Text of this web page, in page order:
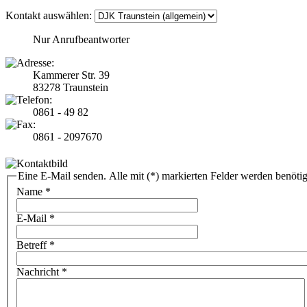
Kontakt auswählen:
Nur Anrufbeantworter
Kammerer Str. 39
83278 Traunstein
0861 - 49 82
0861 - 2097670
Eine E-Mail senden. Alle mit (*) markierten Felder werden
Name *
E-Mail *
Betreff*
Nachricht*